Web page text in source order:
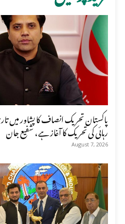
پاکستان تحریک انصاف کا پشاور میں
رہائی کی تحریک کا آغاز ہے، شفیع جان
August 7, 2026